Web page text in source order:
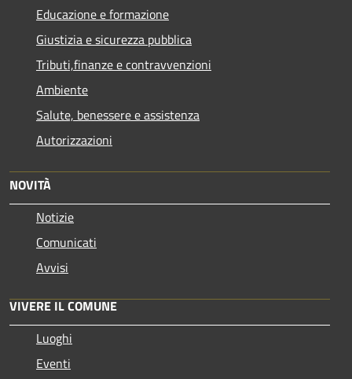
Educazione e formazione
Giustizia e sicurezza pubblica
Tributi,finanze e contravvenzioni
Ambiente
Salute, benessere e assistenza
Autorizzazioni
NOVITÀ
Notizie
Comunicati
Avvisi
VIVERE IL COMUNE
Luoghi
Eventi